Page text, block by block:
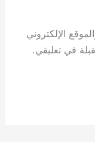
الإلكتروني
في تعليقي.